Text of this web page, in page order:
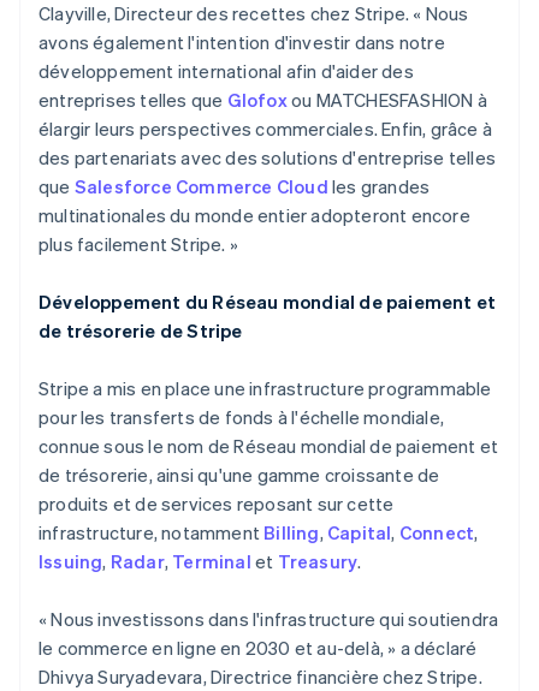
Clayville, Directeur des recettes chez Stripe. « Nous
avons également l'intention d'investir dans notre
développement international afin d'aider des
entreprises telles que Glofoxou MATCHESFASHION à
élargir leurs perspectives commerciales. Enfin, grâce à
des partenariats avec des solutions d'entreprise telles
que Salesforce Commerce Cloud les grandes
multinationales du monde entier adopteront encore
plus facilement Stripe. »
Développement du Réseau mondial de paiement et
de trésorerie de Stripe
Stripe a mis en place une infrastructure programmable
pour les transferts de fonds à l'échelle mondiale,
connue sous le nom de Réseau mondial de paiement et
de trésorerie, ainsi qu'une gamme croissante de
produits et de services reposant sur cette
infrastructure, notamment Billing, Capital, Connect,
Issuing, Radar, Terminal et Treasury.
« Nous investissons dans l'infrastructure qui soutiendra
le commerce en ligne en 2030 et au-delà, » a déclaré
Dhivya Suryadevara, Directrice financière chez Stripe.
Espagne
EspañolEnglish
Estonie
English
États-Unis
English Español 简体中文
Finlande
EnglishSvenska
France
FrançaisEnglish
Grèce
English
English
Inde
English
Irlande
English
Italie
ItalianoEnglish
Japon
日本語 English
Lettonie
English
Liechtenstein
DeutschEnglish